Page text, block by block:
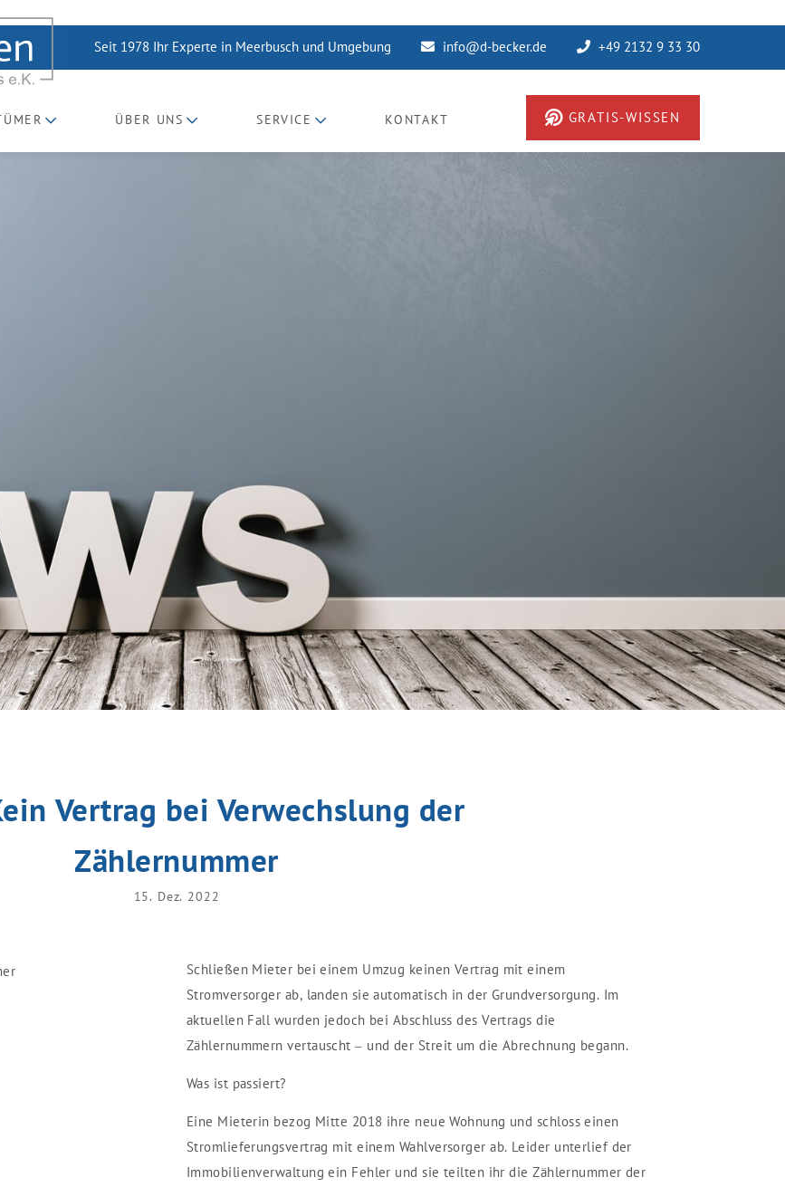
Seit 1978 Ihr Experte in Meerbusch und Umgebung info@d-becker.de +49 2132 9 33 30
ÜBER UNS SERVICE KONTAKT GRATIS-WISSEN
Vertrag bei Verwechslung der
Zählernummer
15. Dez. 2022
Schließen Mieter bei einem Umzug keinen Vertrag mit einem
Stromversorger ab, landen sie automatisch in der Grundversorgung. Im
aktuellen Fall wurden jedoch bei Abschluss des Vertrags die
Zählernummern vertauscht – und der Streit um die Abrechnung begann.
Was ist passiert?
Eine Mieterin bezog Mitte 2018 ihre neue Wohnung und schloss einen
Stromlieferungsvertrag mit einem Wahlversorger ab. Leider unterlief der
Immobilienverwaltung ein Fehler und sie teilten ihr die Zählernummer der